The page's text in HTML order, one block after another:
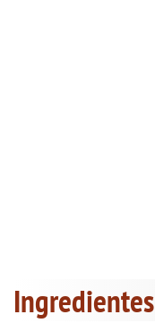
Ingredientes